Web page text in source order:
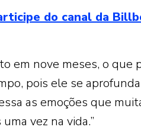
do canal da
em nove meses, o
pois ele se
as emoções que
vez na vida.”